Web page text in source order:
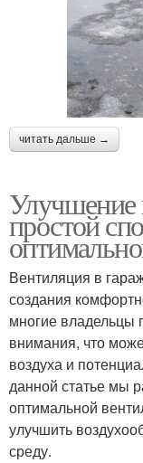
читать дальше →
Улучшение
простой
Вентиляция в
создания
многие владельцы
внимания, что
воздуха и
данной статье мы
оптимальной
улучшить
среду.